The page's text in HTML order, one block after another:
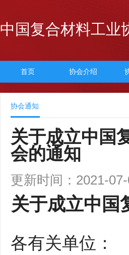
中国复合材料工业
首页 协会介绍
协会通知
关于成立中国
会的通知
更新时间：2021-
关于成立中国
各有关单位 ：